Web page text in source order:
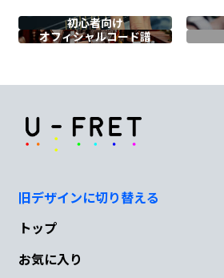
過剰な摂 取で
初心者向け
オフィシャルコード譜
旧デザインに切り替える
トップ
お気に入り